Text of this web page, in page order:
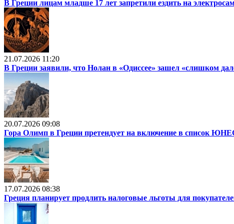
В Греции лицам младше 17 лет запретили ездить на
21.07.2026 11:20
В Греции заявили, что Нолан в «Одиссее» зашел «слишком
20.07.2026 09:08
Гора Олимп в Греции претендует на включение в список
17.07.2026 08:38
Греция планирует продлить налоговые льготы для